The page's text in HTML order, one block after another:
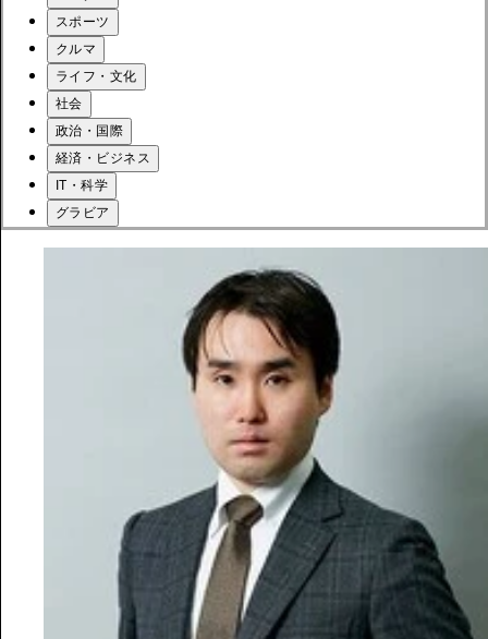
スポーツ
クルマ
ライフ・文化
社会
政治・国際
経済・ビジネス
IT・科学
グラビア